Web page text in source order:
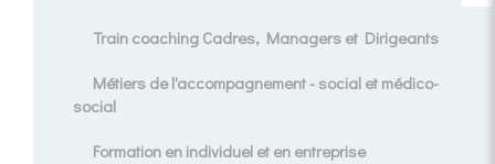
Train coaching Cadres, Managers et Dirigeants
Métiers de l'accompagnement - social et médico-
social
Formation en individuel et en entreprise